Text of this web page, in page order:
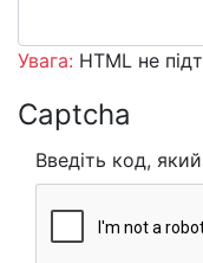
Увага: HTML не
Captcha
Введіть код,